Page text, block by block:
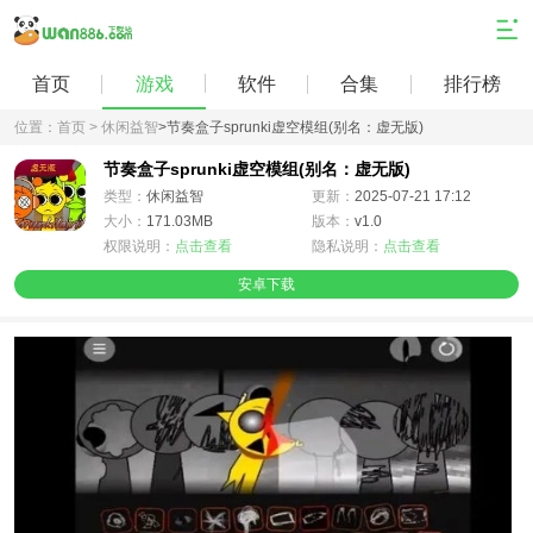
首页 游戏 软件 合集 排行榜
位置： 首页 > 休闲益智>节奏盒子sprunki虚空模组(别名：虚无版)
节奏盒子sprunki虚空模组(别名：虚无版)
类型： 休闲益智 更新： 2025-07-21 17:12
大小： 171.03MB 版本： v1.0
权限说明： 点击查看 隐私说明： 点击查看
安卓下载